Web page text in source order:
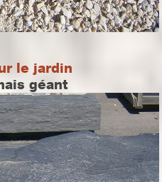
le jardin
géant